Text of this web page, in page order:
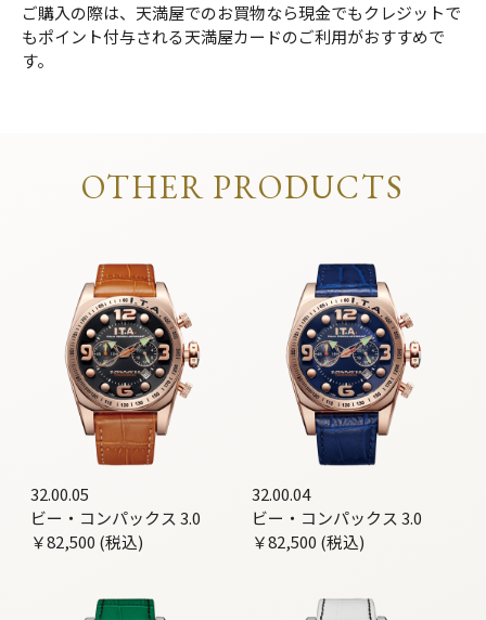
ご購入の際は、天満屋でのお買物なら現金でもクレジットで
もポイント付与される天満屋カードのご利用がおすすめで
す。
OTHER PRODUCTS
32.00.05
ビー・コンパックス 3.0
￥82,500 (税込)
32.00.04
ビー・コンパックス 3.0
￥82,500 (税込)